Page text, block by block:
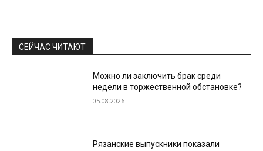
СЕЙЧАС ЧИТАЮТ
Можно ли заключить брак среди
недели в торжественной обстановке?
05.08.2026
Рязанские выпускники показали